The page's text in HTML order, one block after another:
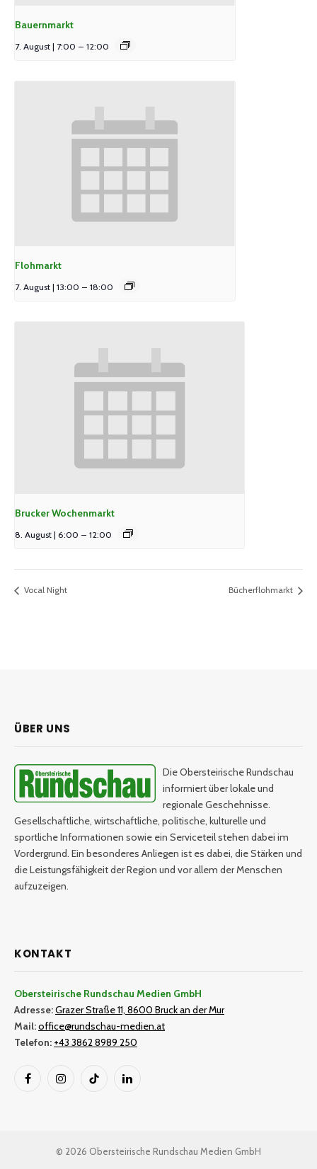
Bauernmarkt
7. August | 7:00 – 12:00
Flohmarkt
7. August | 13:00 – 18:00
Brucker Wochenmarkt
8. August | 6:00 – 12:00
Vocal Night Bücherflohmarkt
ÜBER UNS
Die Obersteirische Rundschau
informiert über lokale und
regionale Geschehnisse.
Gesellschaftliche, wirtschaftliche, politische, kulturelle und
sportliche Informationen sowie ein Serviceteil stehen dabei im
Vordergrund. Ein besonderes Anliegen ist es dabei, die Stärken und
die Leistungsfähigkeit der Region und vor allem der Menschen
aufzuzeigen.
KONTAKT
Obersteirische Rundschau Medien GmbH
Adresse:Grazer Straße 11, 8600 Bruck an der Mur
Mail:office@rundschau-medien.at
Telefon: +43 3862 8989 250
FacebookInstagramTikTok LinkedIn
© 2026 Obersteirische Rundschau Medien GmbH